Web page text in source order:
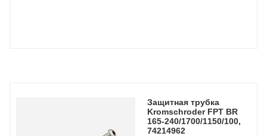
Защитная трубка
Kromschroder FPT BR
165-240/1700/1150/100,
74214962